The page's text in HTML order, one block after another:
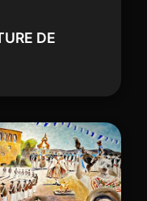
DE